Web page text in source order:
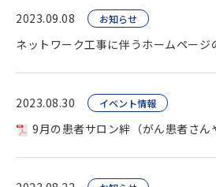
2023.09.08 お知らせ
ネットワーク工事に伴うホームページ
2023.08.30 イベント情報
9月の患者サロン絆（がん患者さんや家族